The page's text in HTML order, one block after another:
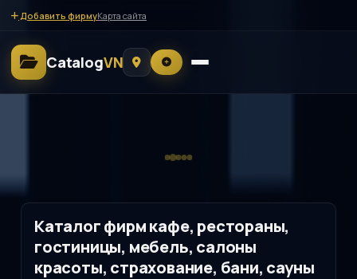
Добавить фирмуКарта сайта
CatalogVN
Каталог фирм кафе, рестораны,
гостиницы, мебель, салоны
красоты, страхование, бани, сауны